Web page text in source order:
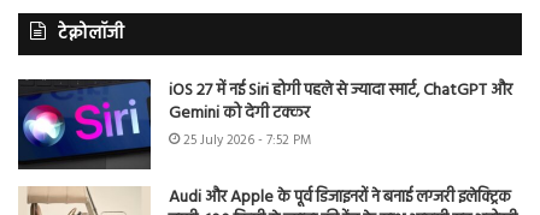
टेक्नोलॉजी
iOS 27 में नई Siri होगी पहले से ज्यादा स्मार्ट, ChatGPT और
Gemini को देगी टक्कर
25 July 2026 - 7:52 PM
Audi और Apple के पूर्व डिजाइनरों ने बनाई लग्जरी इलेक्ट्रिक